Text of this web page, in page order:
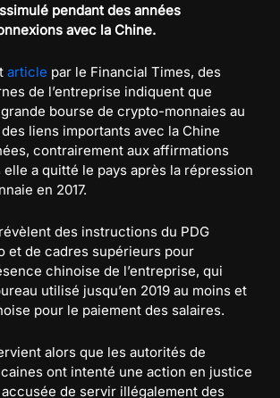
pendant des années
avec la Chine.
article par le Financial Times, des
de l’entreprise indiquent que
bourse de crypto-monnaies au
liens importants avec la Chine
contrairement aux affirmations
a quitté le pays après la répression
en 2017.
des instructions du PDG
et de cadres supérieurs pour
chinoise de l’entreprise, qui
utilisé jusqu’en 2019 au moins et
pour le paiement des salaires.
alors que les autorités de
ont intenté une action en justice
de servir illégalement des